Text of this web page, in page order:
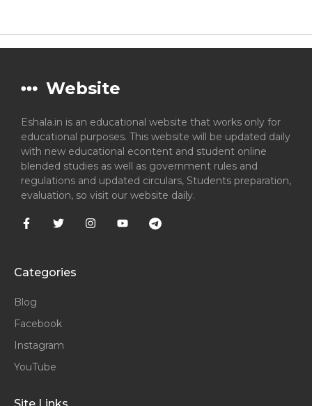
Website
Eshala.in is an educational website that works only for
educational purposes. This website will be updated daily
with new educational econtent and student online
blended studies as well as government rules and
regulations and updated circulars, Students preparation,
evaluation, so visit our website daily.
Categories
Blog
Facebook
Instagram
YouTube